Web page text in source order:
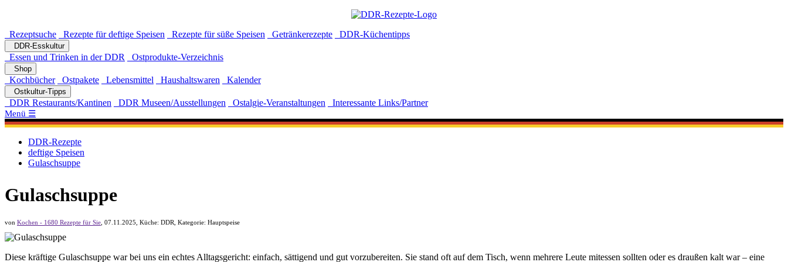
Rezeptsuche Rezepte für deftige Speisen Rezepte für süße Speisen Getränkerezepte DDR-Küchentipps
DDR-Esskultur
Essen und Trinken in der DDR Ostprodukte-Verzeichnis
Shop
Kochbücher Ostpakete Lebensmittel Haushaltswaren Kalender
Ostkultur-Tipps
DDR Restaurants/Kantinen DDR Museen/Ausstellungen Ostalgie-Veranstaltungen Interessante Links/Partner
Menü ☰
DDR-Rezepte
deftige Speisen
Gulaschsuppe
Gulaschsuppe
von Kochen - 1680 Rezepte für Sie 07.11.2025 , Küche: DDR , Kategorie: Hauptspeise
Diese kräftige Gulaschsuppe war bei uns ein echtes Alltagsgericht: einfach, sättigend und gut vorzubereiten. Sie stand oft auf dem Tisch, wenn mehrere Leute mitessen sollten oder es draußen kalt war – eine